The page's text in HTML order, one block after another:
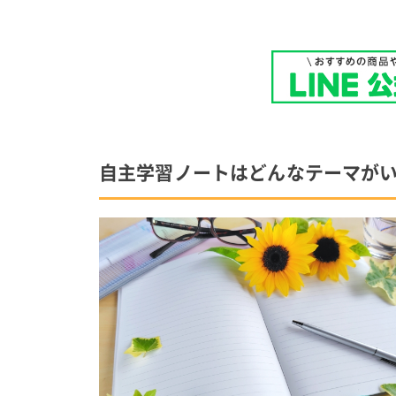
自主学習ノートはどんなテーマが